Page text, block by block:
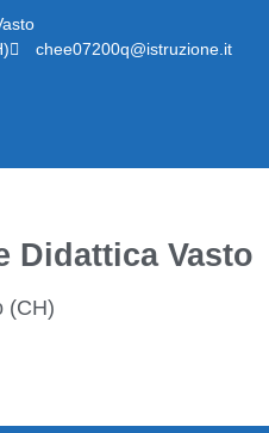
chee07200q@istruzione.it
Didattica Vasto
(CH)